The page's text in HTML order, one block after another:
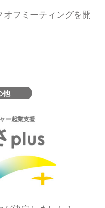
フミーティングを開
他